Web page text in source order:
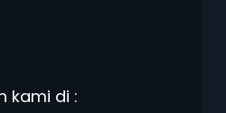
kami di :